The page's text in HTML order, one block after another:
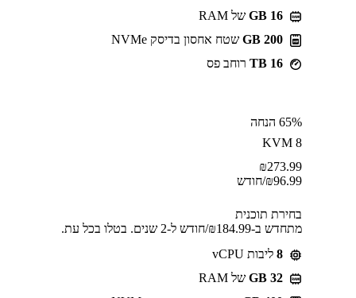
GB 16 של RAM
200 GB
שטח אחסון בדיסק NVMe
16 TB
רוחב פס
65% הנחה
KVM 8
273.99
₪
96.99
₪/חודש
בחירת תוכנית
מתחדש ב-⁦184.99⁩₪/חודש ל-2 שנים. בטלו בכל עת.
8 ליבות vCPU
GB 32 של RAM